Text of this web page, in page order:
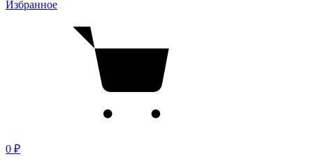
Избранное
0 ₽